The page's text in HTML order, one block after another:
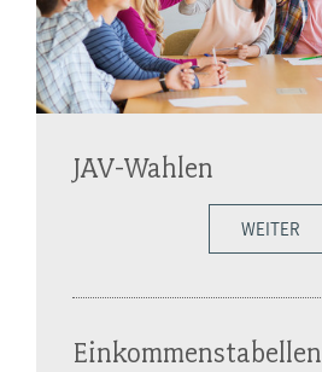
JAV-Wahlen
WEITER
Einkommenstabellen